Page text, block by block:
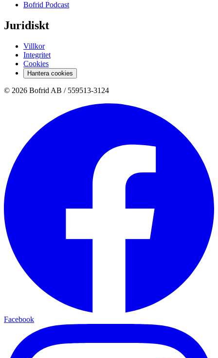
Bofrid Podcast
Juridiskt
Villkor
Integritet
Cookies
Hantera cookies
© 2026 Bofrid AB / 559513-3124
Facebook